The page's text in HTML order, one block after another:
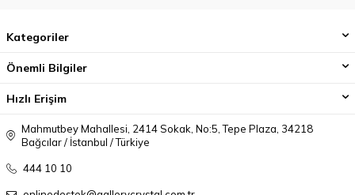
Kategoriler
Önemli Bilgiler
Hızlı Erişim
Mahmutbey Mahallesi, 2414 Sokak, No:5, Tepe Plaza, 34218
Bağcılar / İstanbul / Türkiye
444 10 10